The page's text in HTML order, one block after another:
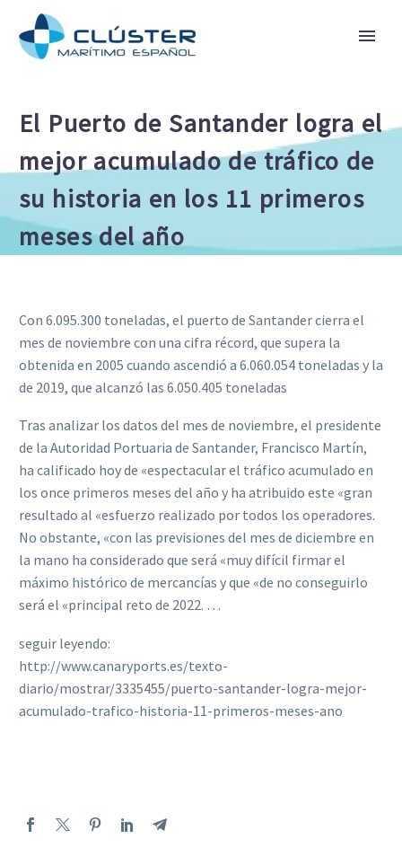
El Puerto de Santander logra el
mejor acumulado de tráfico de
su historia en los 11 primeros
meses del año
Con 6.095.300 toneladas, el puerto de Santander cierra el
mes de noviembre con una cifra récord, que supera la
obtenida en 2005 cuando ascendió a 6.060.054 toneladas y la
de 2019, que alcanzó las 6.050.405 toneladas
Tras analizar los datos del mes de noviembre, el presidente
de la Autoridad Portuaria de Santander, Francisco Martín,
ha calificado hoy de «espectacular el tráfico acumulado en
los once primeros meses del año y ha atribuido este «gran
resultado al «esfuerzo realizado por todos los operadores.
No obstante, «con las previsiones del mes de diciembre en
la mano ha considerado que será «muy difícil firmar el
máximo histórico de mercancías y que «de no conseguirlo
será el «principal reto de 2022. …
seguir leyendo:
http://www.canaryports.es/texto-
diario/mostrar/3335455/puerto-santander-logra-mejor-
acumulado-trafico-historia-11-primeros-meses-ano